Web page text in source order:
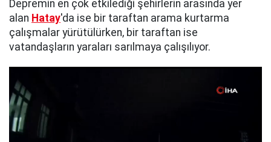
Depremin en çok etkilediği şehirlerin arasında yer
alan Hatay'da ise bir taraftan arama kurtarma
çalışmalar yürütülürken, bir taraftan ise
vatandaşların yaraları sarılmaya çalışılıyor.